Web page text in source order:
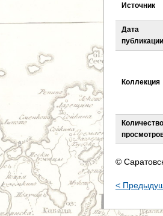
Источник
Дата
публикации
Коллекция
Количество
©
<